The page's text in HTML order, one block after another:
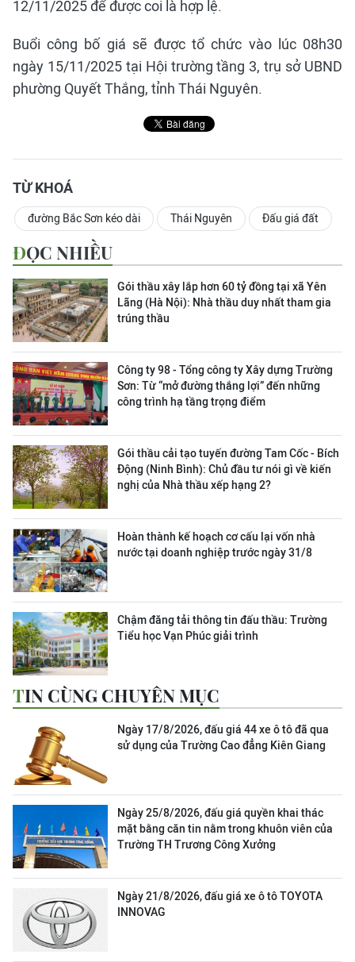
12/11/2025 để được coi là hợp lệ.
Buổi công bố giá sẽ được tổ chức vào lúc 08h30
ngày 15/11/2025 tại Hội trường tầng 3, trụ sở UBND
phường Quyết Thắng, tỉnh Thái Nguyên.
TỪ KHOÁ
đường Bắc Sơn kéo dài Thái Nguyên Đấu giá đất
ĐỌC NHIỀU
Gói thầu xây lắp hơn 60 tỷ đồng tại xã Yên
Lãng (Hà Nội): Nhà thầu duy nhất tham gia
trúng thầu
Công ty 98 - Tổng công ty Xây dựng Trường
Sơn: Từ “mở đường thắng lợi” đến những
công trình hạ tầng trọng điểm
Gói thầu cải tạo tuyến đường Tam Cốc - Bích
Động (Ninh Bình): Chủ đầu tư nói gì về kiến
nghị của Nhà thầu xếp hạng 2?
Hoàn thành kế hoạch cơ cấu lại vốn nhà
nước tại doanh nghiệp trước ngày 31/8
Chậm đăng tải thông tin đấu thầu: Trường
Tiểu học Vạn Phúc giải trình
TIN CÙNG CHUYÊN MỤC
Ngày 17/8/2026, đấu giá 44 xe ô tô đã qua
sử dụng của Trường Cao đẳng Kiên Giang
Ngày 25/8/2026, đấu giá quyền khai thác
mặt bằng căn tin nằm trong khuôn viên của
Trường TH Trương Công Xưởng
Ngày 21/8/2026, đấu giá xe ô tô TOYOTA
INNOVAG